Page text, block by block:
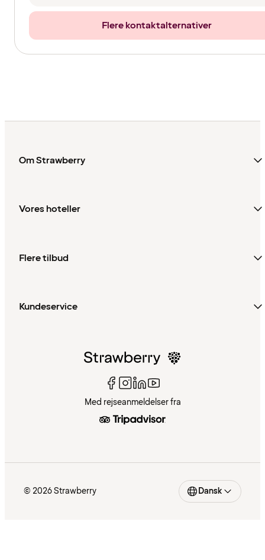
Flere kontaktalternativer
Om Strawberry
Vores hoteller
Flere tilbud
Kundeservice
Med rejseanmeldelser fra
© 2026 Strawberry Dansk